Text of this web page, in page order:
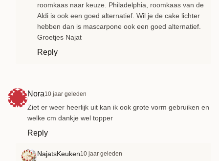
roomkaas naar keuze. Philadelphia, roomkaas van de
Aldi is ook een goed alternatief. Wil je de cake lichter
hebben dan is mascarpone ook een goed alternatief.
Groetjes Najat
Reply
Nora10 jaar geleden
Ziet er weer heerlijk uit kan ik ook grote vorm gebruiken en
welke cm dankje wel topper
Reply
NajatsKeuken10 jaar geleden